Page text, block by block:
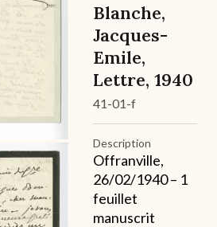
Blanche,
Jacques-
Emile,
Lettre, 1940
41-01-f
Description
Offranville,
26/02/1940 – 1
feuillet
manuscrit